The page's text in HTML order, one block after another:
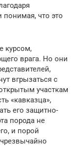
понимая, что это
курсом,
врага. Но они
вгрызаться с
участкам
«кавказца»,
его защитно-
порода не
и порой